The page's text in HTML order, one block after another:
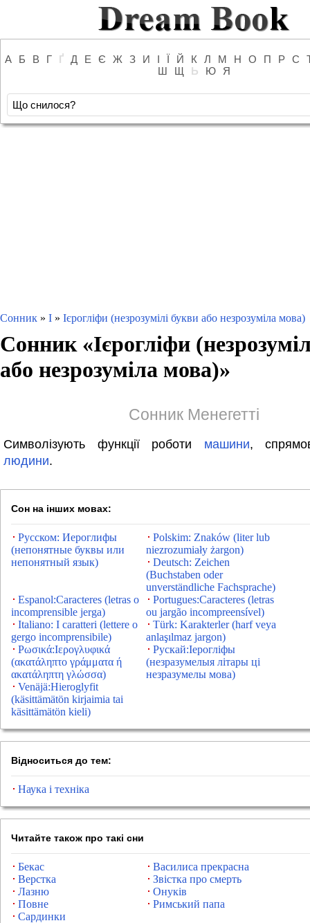
А Б В Г Ґ Д Е Є Ж З И І Ї Й К Л М Н О П Р С
Ш
Щ Ь Ю Я
Сонник » І » Ієрогліфи (незрозумілі букви або незрозуміла мова)
Сонник «Ієрогліфи
або незрозуміла мова)»
Сонник Менегетті
Символізують функції роботи машини,
людини.
Сон на інших мовах:
Русском: Иероглифы
(непонятные буквы или
непонятный язык)
Polskim: Znaków (liter lub
niezrozumiały żargon)
Deutsch: Zeichen
(Buchstaben oder
unverständliche Fachsprache)
Espanol:Caracteres (letras o
incomprensible jerga)
Portugues:Caracteres (letras
ou jargão incompreensível)
Italiano: I caratteri (lettere o
gergo incomprensibile)
Türk: Karakterler (harf veya
anlaşılmaz jargon)
Ρωσικά:Ιερογλυφικά
(ακατάληπτο γράμματα ή
ακατάληπτη γλώσσα)
Рускай:Іерогліфы
(незразумелыя літары ці
незразумелы мова)
Venäjä:Hieroglyfit
(käsittämätön kirjaimia tai
käsittämätön kieli)
Відноситься до тем:
Наука і техніка
Читайте також про такі сни
Бекас
Василиса прекрасна
Верстка
Звістка про смерть
Лазню
Онуків
Повне
Римський папа
Сардинки